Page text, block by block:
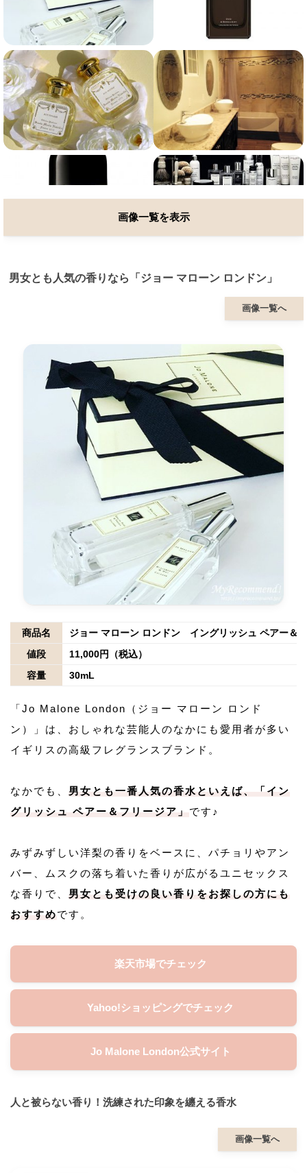
画像一覧を表示
男女とも人気の香りなら「ジョー マローン ロンドン」
画像一覧へ
商品名
ジョー マローン ロンドン イングリッシュ ペアー＆
値段
11,000円（税込）
容量
30mL
「Jo Malone London（ジョー マローン ロンド
ン）」は、おしゃれな芸能人のなかにも愛用者が多い
イギリスの高級フレグランスブランド。
なかでも、 男女とも一番人気の香水といえば、「イン
グリッシュ ペアー＆フリージア」 です♪
みずみずしい洋梨の香りをベースに、パチョリやアン
バー、ムスクの落ち着いた香りが広がるユニセックス
な香りで、 男女とも受けの良い香りをお探しの方にも
おすすめです。
楽天市場でチェック
Yahoo!ショッピングでチェック
Jo Malone London公式サイト
人と被らない香り！洗練された印象を纏える香水
画像一覧へ